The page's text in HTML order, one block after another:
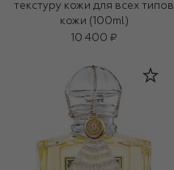
текстуру кожи для всех типов
кожи (100ml)
10 400 ₽